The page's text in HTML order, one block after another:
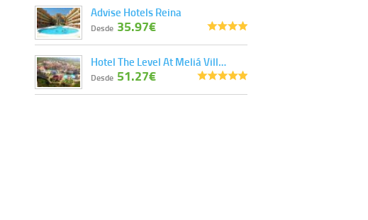
Advise Hotels Reina
Desde 35.97€
Hotel The Level At Meliá Vill…
Desde 51.27€